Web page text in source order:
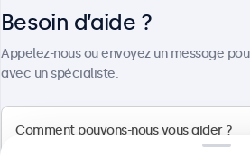
Besoin d’aide ?
Appelez-nous ou envoyez un message
avec un spécialiste.